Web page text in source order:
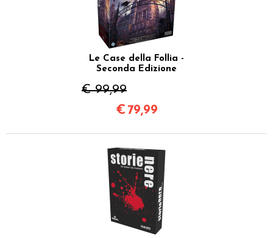
Le Case della Follia -
Seconda Edizione
€ 99,99
€ 79,99